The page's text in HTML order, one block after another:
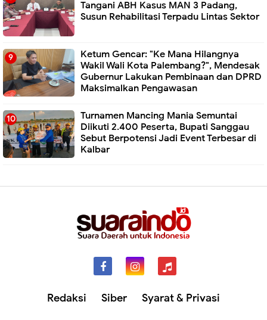
Tangani ABH Kasus MAN 3 Padang,
Susun Rehabilitasi Terpadu Lintas Sektor
Ketum Gencar: "Ke Mana Hilangnya
Wakil Wali Kota Palembang?", Mendesak
Gubernur Lakukan Pembinaan dan DPRD
Maksimalkan Pengawasan
Turnamen Mancing Mania Semuntai
Diikuti 2.400 Peserta, Bupati Sanggau
Sebut Berpotensi Jadi Event Terbesar di
Kalbar
Redaksi Siber Syarat & Privasi